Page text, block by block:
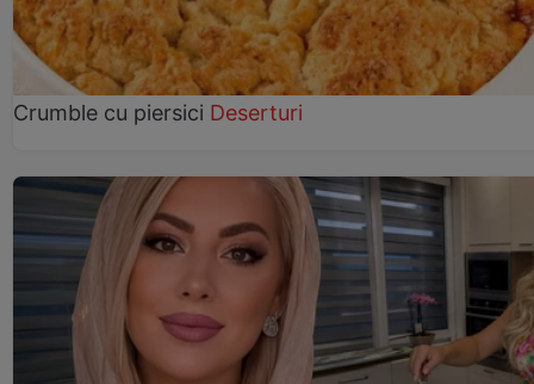
Crumble cu piersici Deserturi